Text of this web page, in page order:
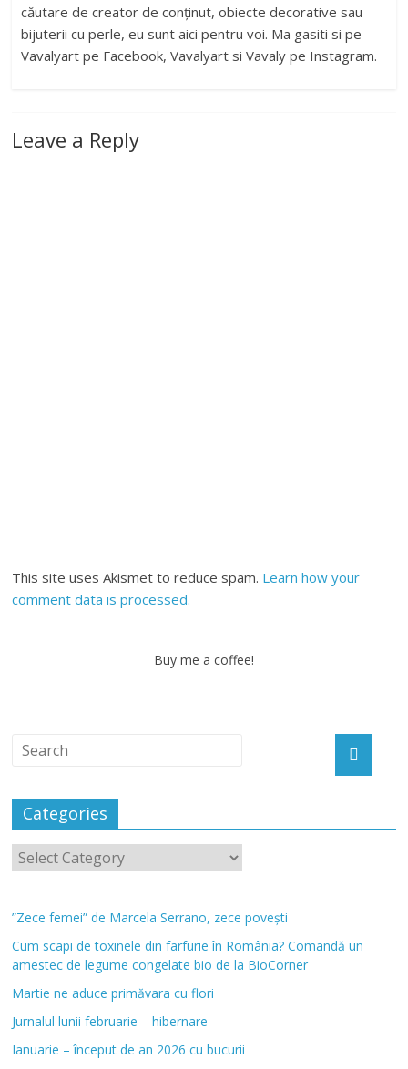
căutare de creator de conținut, obiecte decorative sau
bijuterii cu perle, eu sunt aici pentru voi. Ma gasiti si pe
Vavalyart pe Facebook, Vavalyart si Vavaly pe Instagram.
Leave a Reply
This site uses Akismet to reduce spam. Learn how your
comment data is processed.
Buy me a coffee!
Categories
”Zece femei” de Marcela Serrano, zece povești
Cum scapi de toxinele din farfurie în România? Comandă un
amestec de legume congelate bio de la BioCorner
Martie ne aduce primăvara cu flori
Jurnalul lunii februarie – hibernare
Ianuarie – început de an 2026 cu bucurii